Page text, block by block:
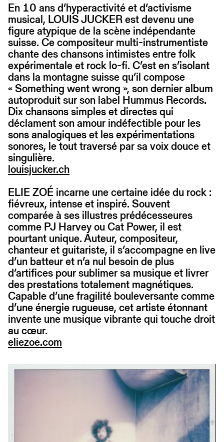
En 10 ans d’hyperactivité et d’activisme
musical, LOUIS JUCKER est devenu une
figure atypique de la scène indépendante
suisse. Ce compositeur multi-instrumentiste
chante des chansons intimistes entre folk
expérimentale et rock lo-fi. C’est en s’isolant
dans la montagne suisse qu’il compose
« Something went wrong », son dernier album
autoproduit sur son label Hummus Records.
Dix chansons simples et directes qui
déclament son amour indéfectible pour les
sons analogiques et les expérimentations
sonores, le tout traversé par sa voix douce et
singulière.
louisjucker.ch
ELIE ZOÉ incarne une certaine idée du rock :
fiévreux, intense et inspiré. Souvent
comparée à ses illustres prédécesseures
comme PJ Harvey ou Cat Power, il est
pourtant unique. Auteur, compositeur,
chanteur et guitariste, il s’accompagne en live
d’un batteur et n’a nul besoin de plus
d’artifices pour sublimer sa musique et livrer
des prestations totalement magnétiques.
Capable d’une fragilité bouleversante comme
d’une énergie rugueuse, cet artiste étonnant
invente une musique vibrante qui touche droit
au cœur.
eliezoe.com